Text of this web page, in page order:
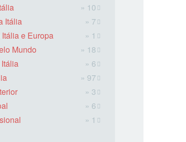
» 10
Itália
» 7
e Europa
» 1
Mundo
» 18
» 6
» 97
» 3
» 6
» 1